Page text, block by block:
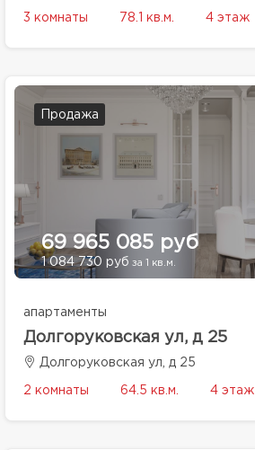
3 комнаты 78.1 кв.м. 4 этаж
Продажа
69 965 085 руб
1 084 730 руб за 1 кв.м.
апартаменты
Долгоруковская ул, д 25
Долгоруковская ул, д 25
2 комнаты 64.5 кв.м. 4 этаж